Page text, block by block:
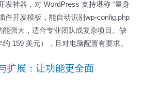
发神器，对 WordPress 支持堪称 “量身
件开发模板，能自动识别wp-config.php
能强大，适合专业团队或复杂项目。缺
159 美元），且对电脑配置有要求。
扩展：让功能更全面